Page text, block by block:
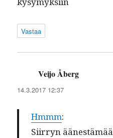
Vastaa
Veijo Åberg
14.3.2017 12:37
Hmmm:
Siir­ryn